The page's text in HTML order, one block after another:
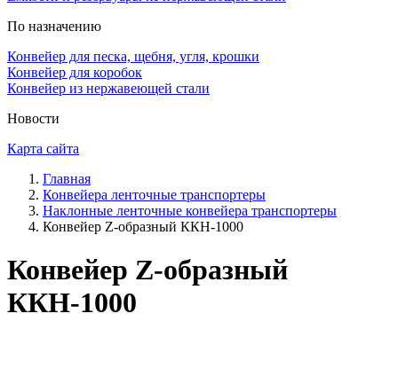
По назначению
Конвейер для песка, щебня, угля, крошки
Конвейер для коробок
Конвейер из нержавеющей стали
Новости
Карта сайта
Главная
Конвейера ленточные транспортеры
Наклонные ленточные конвейера транспортеры
Конвейер Z-образный ККН-1000
Конвейер Z-образный
ККН-1000